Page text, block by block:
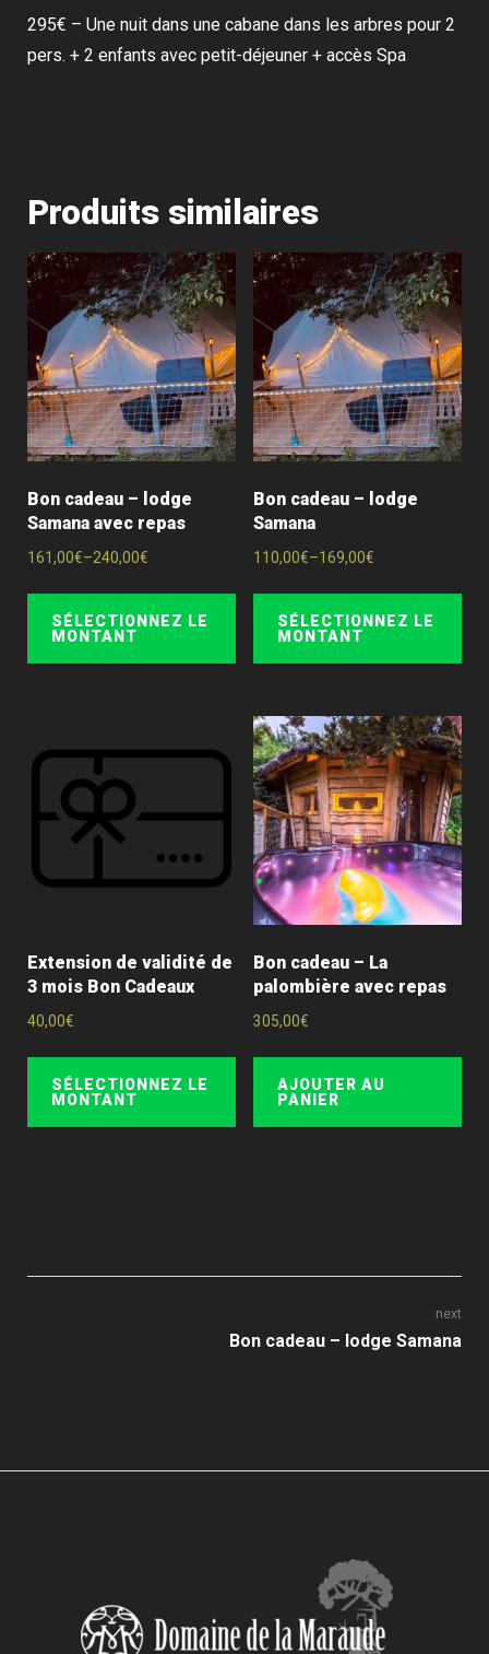
295€ – Une nuit dans une cabane dans les arbres pour 2
pers. + 2 enfants avec petit-déjeuner + accès Spa
Produits similaires
Bon cadeau – lodge
Samana avec repas
161,00€–240,00€
SÉLECTIONNEZ LE
MONTANT
Bon cadeau – lodge
Samana
110,00€–169,00€
SÉLECTIONNEZ LE
MONTANT
Extension de validité de
3 mois Bon Cadeaux
40,00€
SÉLECTIONNEZ LE
MONTANT
Bon cadeau – La
palombière avec repas
305,00€
AJOUTER AU
PANIER
next
Next
Bon cadeau – lodge Samana